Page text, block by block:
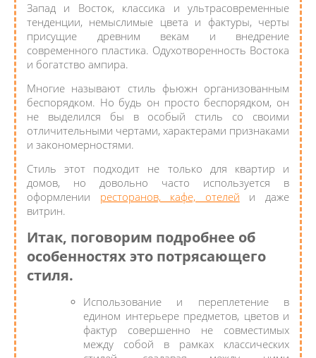
Запад и Восток, классика и ультрасовременные
тенденции, немыслимые цвета и фактуры, черты
присущие древним векам и внедрение
современного пластика. Одухотворенность Востока
и богатство ампира.
Многие называют стиль фьюжн организованным
беспорядком. Но будь он просто беспорядком, он
не выделился бы в особый стиль со своими
отличительными чертами, характерами признаками
и закономерностями.
Стиль этот подходит не только для квартир и
домов, но довольно часто используется в
оформлении ресторанов, кафе, отелей и даже
витрин.
Итак, поговорим подробнее об
особенностях это потрясающего
стиля.
Использование и переплетение в
едином интерьере предметов, цветов и
фактур совершенно не совместимых
между собой в рамках классических